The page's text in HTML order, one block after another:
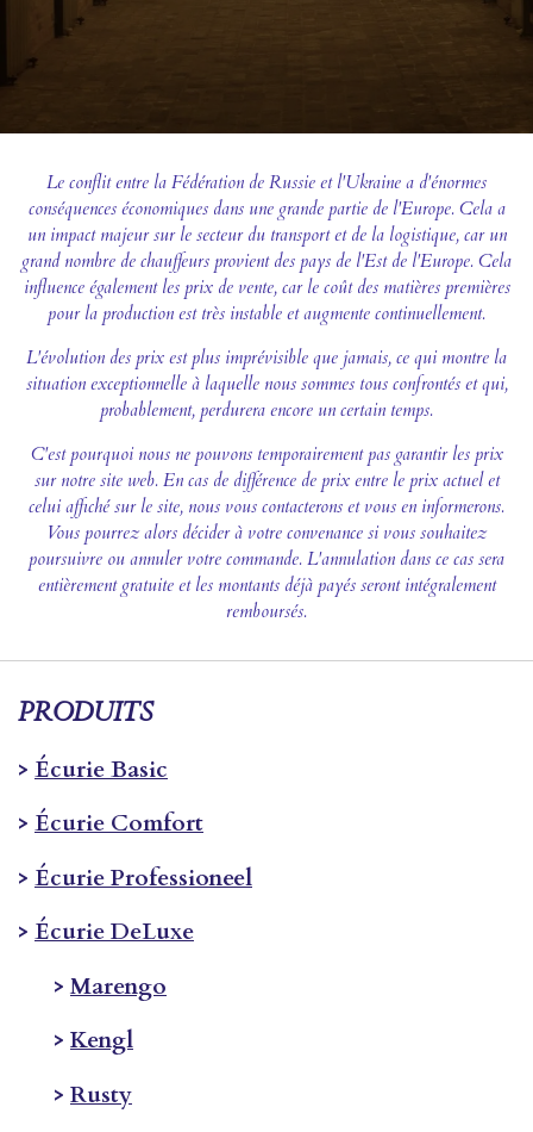
Le conflit entre la Fédération de Russie et l'Ukraine a d'énormes
conséquences économiques dans une grande partie de l'Europe. Cela a
un impact majeur sur le secteur du transport et de la logistique, car un
grand nombre de chauffeurs provient des pays de l'Est de l'Europe. Cela
influence également les prix de vente, car le coût des matières premières
pour la production est très instable et augmente continuellement.
L'évolution des prix est plus imprévisible que jamais, ce qui montre la
situation exceptionnelle à laquelle nous sommes tous confrontés et qui,
probablement, perdurera encore un certain temps.
C'est pourquoi nous ne pouvons temporairement pas garantir les prix
sur notre site web. En cas de différence de prix entre le prix actuel et
celui affiché sur le site, nous vous contacterons et vous en informerons.
Vous pourrez alors décider à votre convenance si vous souhaitez
poursuivre ou annuler votre commande. L'annulation dans ce cas sera
entièrement gratuite et les montants déjà payés seront intégralement
remboursés.
PRODUITS
> Écurie Basic
> Écurie Comfort
> Écurie Professioneel
> Écurie DeLuxe
> Marengo
> Kengl
> Rusty